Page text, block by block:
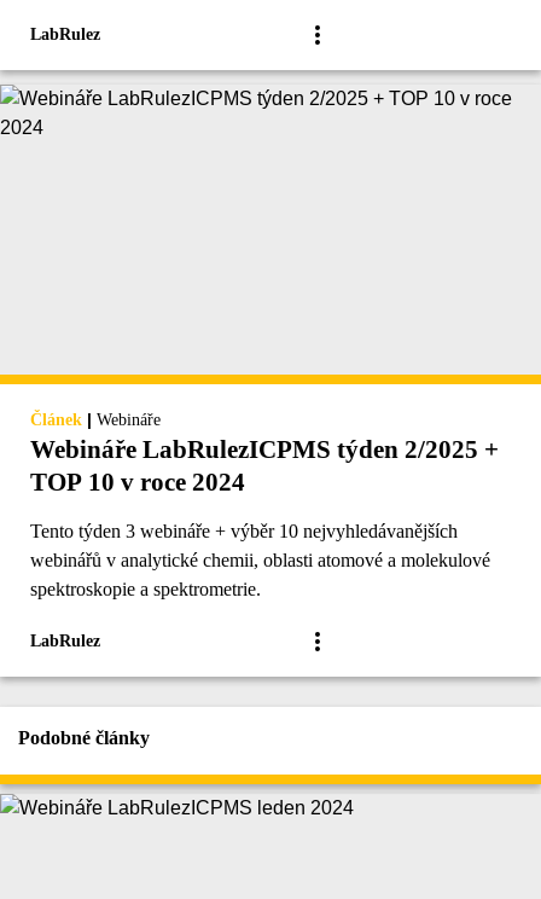
LabRulez
Článek | Webináře
Webináře LabRulezICPMS týden 2/2025 +
TOP 10 v roce 2024
Tento týden 3 webináře + výběr 10 nejvyhledávanějších
webinářů v analytické chemii, oblasti atomové a molekulové
spektroskopie a spektrometrie.
LabRulez
Podobné články